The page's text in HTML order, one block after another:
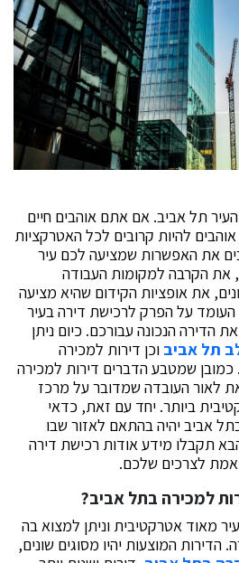
תל אביב. אם אתם אוהבים חיים
להיות קרובים לכל האטרקציות
את האפשרות שמציעה לכם עיר
הקרבה למקומות העבודה
את אופציות הקידום שהיא מציעה
על הפרק לרכישת דירה בעיר
הדירה הנכונה עבורכם. כיום ניתן
תל אביב וכן דירות למכירה
כמובן שמטבע הדברים דירות למכירה
לאור העובדה שמדובר על מרכז
ביותר. יחד עם זאת, כדאי
אביב יהיה בהתאם לאזור שבו
תקבלו מידע אודות רכישת דירה
לצרכים שלכם.
למכירה בתל אביב?
מאוד אטרקטיבית וניתן למצוא בה
הדירות המוצעות יהיו מסוגים שונים,